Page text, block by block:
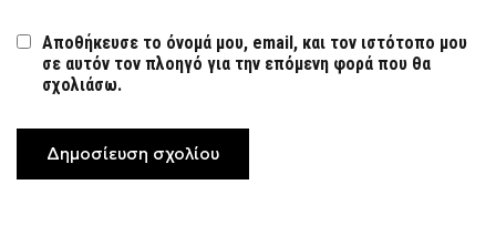
Αποθήκευσε το όνομά μου, email, και τον ιστότοπο μου
σε αυτόν τον πλοηγό για την επόμενη φορά που θα
σχολιάσω.